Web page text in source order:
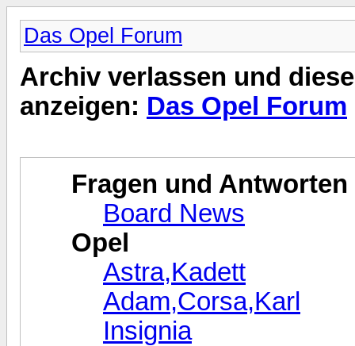
Das Opel Forum
Archiv verlassen und
anzeigen: Das Opel Forum
Fragen und
Board News
Opel
Astra,Kadett
Adam,Corsa,Karl
Insignia